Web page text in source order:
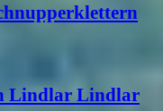
Lindlar Lindlar